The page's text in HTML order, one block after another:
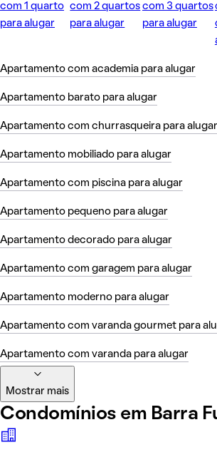
com 1 quarto
para alugar
com 2 quartos
para alugar
com 3 quartos
para alugar
Apartamento com academia para alugar
Apartamento barato para alugar
Apartamento com churrasqueira para alugar
Apartamento mobiliado para alugar
Apartamento com piscina para alugar
Apartamento pequeno para alugar
Apartamento decorado para alugar
Apartamento com garagem para alugar
Apartamento moderno para alugar
Apartamento com varanda gourmet para
Apartamento com varanda para alugar
Mostrar mais
Condomínios em Barra